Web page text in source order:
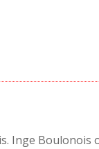
Inge Boulonois